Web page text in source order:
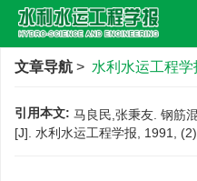
文章导航 > 水利水运工程学
引用本文: 马良民,张秉友. 钢筋
[J]. 水利水运工程学报, 1991, (2).